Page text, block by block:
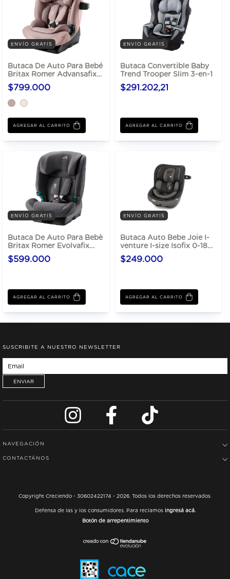
ENVÍO GRATIS
Butaca De Auto Para Bebé
Britax Romer Advansafix
Pro De 76 a 150 cm i-Size
UN R129
$799.000
AGREGAR AL CARRITO
ENVÍO GRATIS
Butaca Convertible Baby
Trend Trooper Slim 3-en-1
$291.202,21
ENVÍO GRATIS
Butaca De Auto Para Bebè
Britax Romer Evolvafix
Hasta 150 Cm I-size Un
R129
$599.000
AGREGAR AL CARRITO
ENVÍO GRATIS
Butaca Auto Bebe Joie I-
venture I-size Isofix 0-18
Kg
$249.000
SUSCRIBITE A NUESTRO NEWSLETTER
NAVEGACIÓN
CONTACTÁNOS
Copyright Creciendo - 30602422174 - 2026. Todos los derechos reservados.
Defensa de las y los consumidores. Para reclamos ingresá acá.
Botón de arrepentimiento